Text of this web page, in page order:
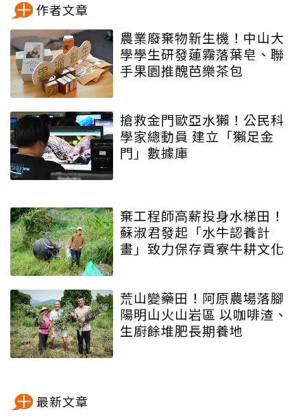
作者文章
農業廢棄物新生機！中山大
學學生研發蓮霧落葉皂、聯
手果園推醜芭樂茶包
搶救金門歐亞水獺！公民科
學家總動員 建立「獺足金
門」數據庫
棄工程師高薪投身水梯田！
蘇淑君發起「水牛認養計
畫」致力保存貢寮牛耕文化
荒山變藥田！阿原農場落腳
陽明山火山岩區 以咖啡渣、
生廚餘堆肥長期養地
最新文章